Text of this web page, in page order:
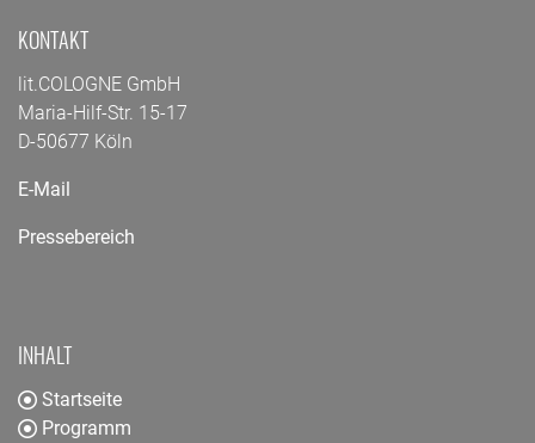
KONTAKT
lit.COLOGNE GmbH
Maria-Hilf-Str. 15-17
D-50677 Köln
E-Mail
Pressebereich
INHALT
Startseite
Programm